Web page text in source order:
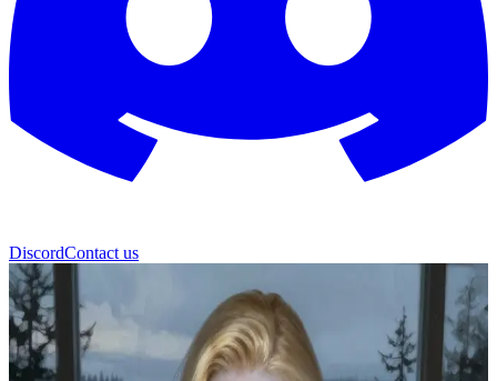
DiscordContact us